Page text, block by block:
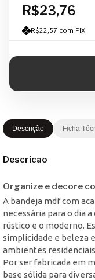
R$23,76
R$22,57 com PIX
Descrição Ficha
Descricao
Organize e decore
A bandeja mdf com
necessária para o dia
rústico e o moderno.
simplicidade e beleza
ambientes
Por ser fabricada em
base sólida para